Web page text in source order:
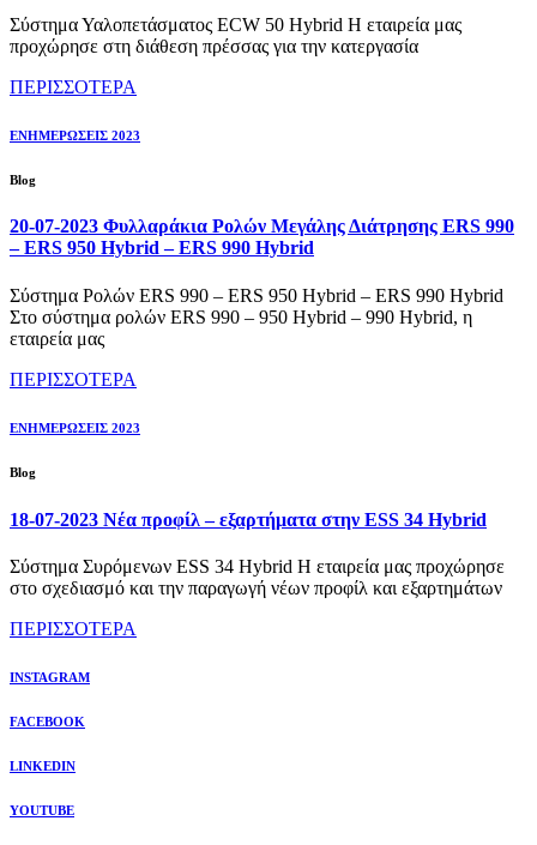
Σύστημα Υαλοπετάσματος ECW 50 Hybrid Η εταιρεία μας
προχώρησε στη διάθεση πρέσσας για την κατεργασία
ΠΕΡΙΣΣΟΤΕΡΑ
ΕΝΗΜΕΡΩΣΕΙΣ 2023
Blog
20-07-2023 Φυλλαράκια Ρολών Μεγάλης Διάτρησης ERS 990
– ERS 950 Hybrid – ERS 990 Hybrid
Σύστημα Ρολών ERS 990 – ERS 950 Hybrid – ERS 990 Hybrid
Στο σύστημα ρολών ERS 990 – 950 Hybrid – 990 Hybrid, η
εταιρεία μας
ΠΕΡΙΣΣΟΤΕΡΑ
ΕΝΗΜΕΡΩΣΕΙΣ 2023
Blog
18-07-2023 Νέα προφίλ – εξαρτήματα στην ESS 34 Hybrid
Σύστημα Συρόμενων ESS 34 Hybrid Η εταιρεία μας προχώρησε
στο σχεδιασμό και την παραγωγή νέων προφίλ και εξαρτημάτων
ΠΕΡΙΣΣΟΤΕΡΑ
INSTAGRAM
FACEBOOK
LINKEDIN
YOUTUBE